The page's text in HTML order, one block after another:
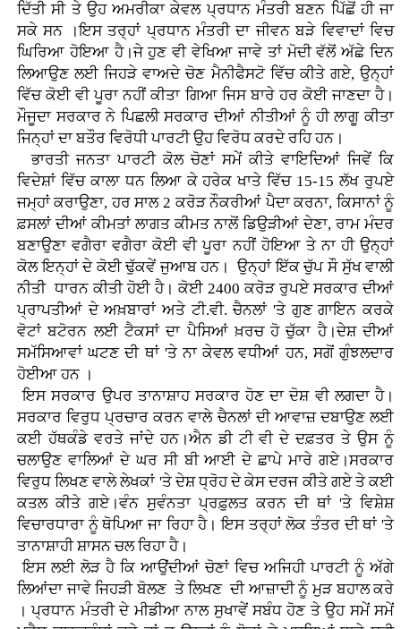
ਦਿੱਤੀ ਸੀ ਤੇ ਉਹ ਅਮਰੀਕਾ ਕੇਵਲ ਪ੍ਰਧਾਨ ਮੰਤਰੀ ਬਣਨ ਪਿੱਛੋਂ ਹੀ ਜਾ
ਸਕੇ ਸਨ ।ਇਸ ਤਰ੍ਹਾਂ ਪ੍ਰਧਾਨ ਮੰਤਰੀ ਦਾ ਜੀਵਨ ਬੜੇ ਵਿਵਾਦਾਂ ਵਿਚ
ਘਿਰਿਆ ਹੋਇਆ ਹੈ।ਜੇ ਹੁਣ ਵੀ ਵੇਖਿਆ ਜਾਵੇ ਤਾਂ ਮੋਦੀ ਵੱਲੋਂ ਅੱਛੇ ਦਿਨ
ਲਿਆਉਣ ਲਈ ਜਿਹੜੇ ਵਾਅਦੇ ਚੋਣ ਮੈਨੀਫੈਸਟੋ ਵਿੱਚ ਕੀਤੇ ਗਏ, ਉਨ੍ਹਾਂ
ਵਿੱਚ ਕੋਈ ਵੀ ਪੂਰਾ ਨਹੀਂ ਕੀਤਾ ਗਿਆ ਜਿਸ ਬਾਰੇ ਹਰ ਕੋਈ ਜਾਣਦਾ ਹੈ।
ਮੌਜੂਦਾ ਸਰਕਾਰ ਨੇ ਪਿਛਲੀ ਸਰਕਾਰ ਦੀਆਂ ਨੀਤੀਆਂ ਨੂੰ ਹੀ ਲਾਗੂ ਕੀਤਾ
ਜਿਨ੍ਹਾਂ ਦਾ ਬਤੌਰ ਵਿਰੋਧੀ ਪਾਰਟੀ ਉਹ ਵਿਰੋਧ ਕਰਦੇ ਰਹਿ ਹਨ।
ਭਾਰਤੀ ਜਨਤਾ ਪਾਰਟੀ ਕੋਲ ਚੋਣਾਂ ਸਮੇਂ ਕੀਤੇ ਵਾਇਦਿਆਂ ਜਿਵੇਂ ਕਿ
ਵਿਦੇਸ਼ਾਂ ਵਿੱਚ ਕਾਲਾ ਧਨ ਲਿਆ ਕੇ ਹਰੇਕ ਖਾਤੇ ਵਿੱਚ 15-15 ਲੱਖ ਰੁਪਏ
ਜਮ੍ਹਾਂ ਕਰਾਉਣਾ, ਹਰ ਸਾਲ 2 ਕਰੋੜ ਨੌਕਰੀਆਂ ਪੈਦਾ ਕਰਨਾ, ਕਿਸਾਨਾਂ ਨੂੰ
ਫ਼ਸਲਾਂ ਦੀਆਂ ਕੀਮਤਾਂ ਲਾਗਤ ਕੀਮਤ ਨਾਲੋਂ ਡਿਉੜੀਆਂ ਦੇਣਾ, ਰਾਮ ਮੰਦਰ
ਬਣਾਉਣਾ ਵਗੈਰਾ ਵਗੈਰਾ ਕੋਈ ਵੀ ਪੂਰਾ ਨਹੀਂ ਹੋਇਆ ਤੇ ਨਾ ਹੀ ਉਨ੍ਹਾਂ
ਕੋਲ ਇਨ੍ਹਾਂ ਦੇ ਕੋਈ ਢੁੱਕਵੇਂ ਜੁਆਬ ਹਨ। ਉਨ੍ਹਾਂ ਇੱਕ ਚੁੱਪ ਸੌ ਸੁੱਖ ਵਾਲੀ
ਨੀਤੀ ਧਾਰਨ ਕੀਤੀ ਹੋਈ ਹੈ। ਕੋਈ 2400 ਕਰੋੜ ਰੁਪਏ ਸਰਕਾਰ ਦੀਆਂ
ਪ੍ਰਾਪਤੀਆਂ ਦੇ ਅਖ਼ਬਾਰਾਂ ਅਤੇ ਟੀ.ਵੀ. ਚੈਨਲਾਂ 'ਤੇ ਗੁਣ ਗਾਇਨ ਕਰਕੇ
ਵੋਟਾਂ ਬਟੋਰਨ ਲਈ ਟੈਕਸਾਂ ਦਾ ਪੈਸਿਆਂ ਖ਼ਰਚ ਹੋ ਚੁੱਕਾ ਹੈ।ਦੇਸ਼ ਦੀਆਂ
ਸਮੱਸਿਆਵਾਂ ਘਟਣ ਦੀ ਥਾਂ 'ਤੇ ਨਾ ਕੇਵਲ ਵਧੀਆਂ ਹਨ, ਸਗੋਂ ਗੁੰਝਲਦਾਰ
ਹੋਈਆ ਹਨ ।
ਇਸ ਸਰਕਾਰ ਉਪਰ ਤਾਨਾਸ਼ਾਹ ਸਰਕਾਰ ਹੋਣ ਦਾ ਦੋਸ਼ ਵੀ ਲਗਦਾ ਹੈ।
ਸਰਕਾਰ ਵਿਰੁਧ ਪ੍ਰਚਾਰ ਕਰਨ ਵਾਲੇ ਚੈਨਲਾਂ ਦੀ ਆਵਾਜ਼ ਦਬਾਉਣ ਲਈ
ਕਈ ਹੱਥਕੰਡੇ ਵਰਤੇ ਜਾਂਦੇ ਹਨ।ਐਨ ਡੀ ਟੀ ਵੀ ਦੇ ਦਫ਼ਤਰ ਤੇ ਉਸ ਨੂੰ
ਚਲਾਉਣ ਵਾਲਿਆਂ ਦੇ ਘਰ ਸੀ ਬੀ ਆਈ ਦੇ ਛਾਪੇ ਮਾਰੇ ਗਏ।ਸਰਕਾਰ
ਵਿਰੁਧ ਲਿਖਣ ਵਾਲੇ ਲੇਖਕਾਂ 'ਤੇ ਦੇਸ਼ ਧ੍ਰੋਹ ਦੇ ਕੇਸ ਦਰਜ ਕੀਤੇ ਗਏ ਤੇ ਕਈ
ਕਤਲ ਕੀਤੇ ਗਏ।ਵੰਨ ਸੁਵੰਨਤਾ ਪ੍ਰਫ਼ੁਲਤ ਕਰਨ ਦੀ ਥਾਂ 'ਤੇ ਵਿਸ਼ੇਸ਼
ਵਿਚਾਰਧਾਰਾ ਨੂੰ ਥੋਪਿਆ ਜਾ ਰਿਹਾ ਹੈ। ਇਸ ਤਰ੍ਹਾਂ ਲੋਕ ਤੰਤਰ ਦੀ ਥਾਂ 'ਤੇ
ਤਾਨਾਸ਼ਾਹੀ ਸ਼ਾਸਨ ਚਲ ਰਿਹਾ ਹੈ।
ਇਸ ਲਈ ਲੋੜ ਹੈ ਕਿ ਆਉਂਦੀਆਂ ਚੋਣਾਂ ਵਿਚ ਅਜਿਹੀ ਪਾਰਟੀ ਨੂੰ ਅੱਗੇ
ਲਿਆਂਦਾ ਜਾਵੇ ਜਿਹੜੀ ਬੋਲਣ ਤੇ ਲਿਖਣ ਦੀ ਆਜ਼ਾਦੀ ਨੂੰ ਮੁੜ ਬਹਾਲ ਕਰੇ
। ਪ੍ਰਧਾਨ ਮੰਤਰੀ ਦੇ ਮੀਡੀਆ ਨਾਲ ਸੁਖਾਵੇਂ ਸਬੰਧ ਹੋਣ ਤੇ ਉਹ ਸਮੇਂ ਸਮੇਂ